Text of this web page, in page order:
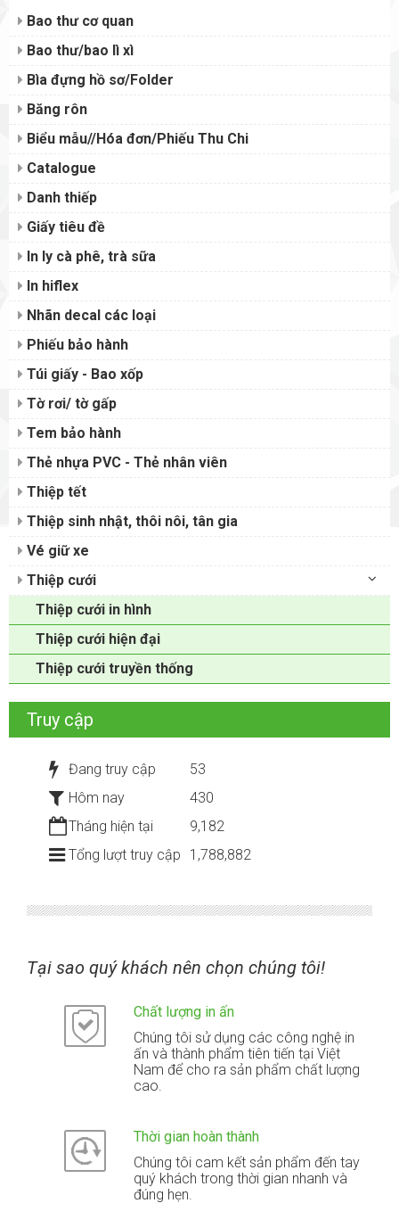
Bao thư cơ quan
Bao thư/bao lì xì
Bìa đựng hồ sơ/Folder
Băng rôn
Biểu mẫu//Hóa đơn/Phiếu Thu Chi
Catalogue
Danh thiếp
Giấy tiêu đề
In ly cà phê, trà sữa
In hiflex
Nhãn decal các loại
Phiếu bảo hành
Túi giấy - Bao xốp
Tờ rơi/ tờ gấp
Tem bảo hành
Thẻ nhựa PVC - Thẻ nhân viên
Thiệp tết
Thiệp sinh nhật, thôi nôi, tân gia
Vé giữ xe
Thiệp cưới
Thiệp cưới in hình
Thiệp cưới hiện đại
Thiệp cưới truyền thống
Truy cập
Đang truy cập
53
Hôm nay
430
Tháng hiện tại
9,182
Tổng lượt truy cập
1,788,882
Tại sao quý khách nên chọn chúng tôi!
Chất lượng in ấn
Chúng tôi sử dụng các công nghệ in
ấn và thành phẩm tiên tiến tại Việt
Nam để cho ra sản phẩm chất lượng
cao.
Thời gian hoàn thành
Chúng tôi cam kết sản phẩm đến tay
quý khách trong thời gian nhanh và
đúng hẹn.